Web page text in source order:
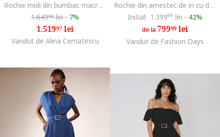
Rochie midi din bumbac macrame CHIARA
1.64998lei - 7%
1.51997 lei
Vandut de Alina Cernatescu
Rochie din amestec de in cu decolteu in V Ischia
Initial: 1.39999 lei - 42%
de la 79999lei
Vandut de Fashion Days